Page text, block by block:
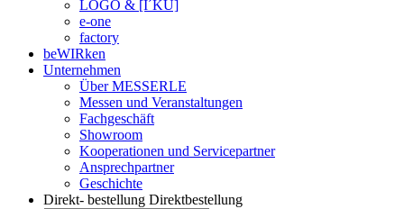
LOGO & [I´KU]
e-one
factory
beWIRken
Unternehmen
Über MESSERLE
Messen und Veranstaltungen
Fachgeschäft
Showroom
Kooperationen und Servicepartner
Ansprechpartner
Geschichte
Direkt- bestellung Direktbestellung